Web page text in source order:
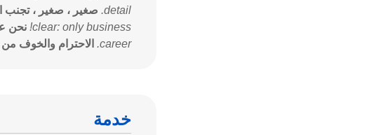
detail. صغير ، صغير ، تجنب
clear: only business! نحن
career.
الاحترام والخوف من
خدمة